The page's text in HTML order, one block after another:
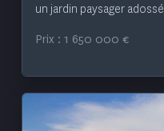
un jardin paysager
Prix : 1 650 000 €